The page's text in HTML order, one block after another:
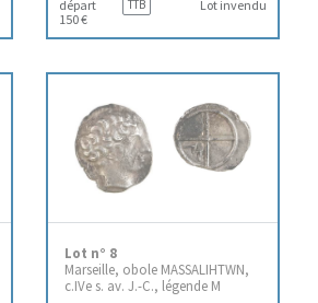
départ
150 €
TTB Lot invendu
Lot n° 8
Marseille, obole MASSALIHTWN,
c.IVe s. av. J.-C., légende M